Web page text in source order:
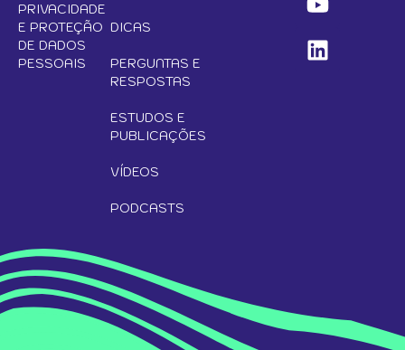
PRIVACIDADE
E PROTEÇÃO
DE DADOS
PESSOAIS
DICAS
PERGUNTAS E
RESPOSTAS
ESTUDOS E
PUBLICAÇÕES
VÍDEOS
PODCASTS